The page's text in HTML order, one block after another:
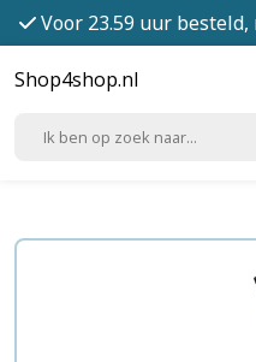
Voor 23.59 uur
Shop4shop.nl